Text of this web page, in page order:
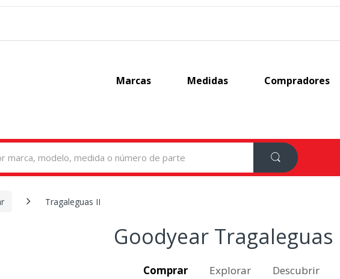
Marcas Medidas Compradores
Tragaleguas II
Goodyear Tragaleguas
Comprar Explorar Descubrir